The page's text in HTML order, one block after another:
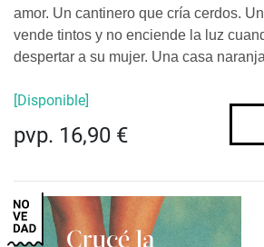
amor. Un cantinero que cría cerdos.
vende tintos y no enciende la luz
despertar a su mujer. Una casa
[Disponible]
pvp. 16,90 €